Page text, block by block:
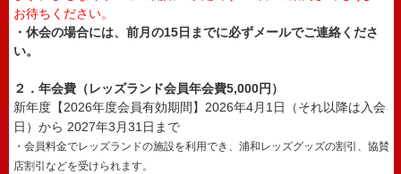
お待ちください。
・休会の場合には、前月の15日までに必ずメールでご連絡くださ
い。
２．年会費（レッズランド会員年会費5,000円）
新年度【2026年度会員有効期間】2026年4月1日（それ以降は入会
日）から 2027年3月31日まで
・会員料金でレッズランドの施設を利用でき、浦和レッズグッズの割引、協賛
店割引などを受けられます。